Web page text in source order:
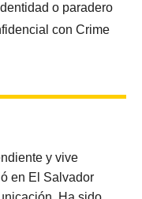
o paradero
con Crime
y vive
en El Salvador